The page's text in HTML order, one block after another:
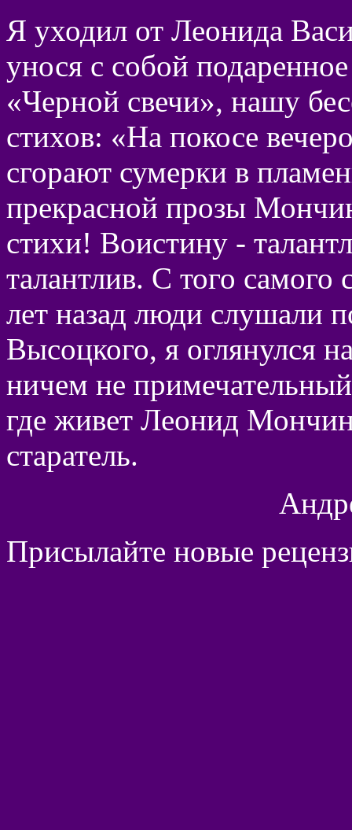
Я уходил от Леонида
унося с собой
«Черной свечи», нашу
стихов: «На покосе
сгорают сумерки в
прекрасной прозы
стихи! Воистину -
талантлив. С того самого
лет назад люди слушали
Высоцкого, я оглянулся
ничем не
где живет Леонид
старатель.
Присылайте новые